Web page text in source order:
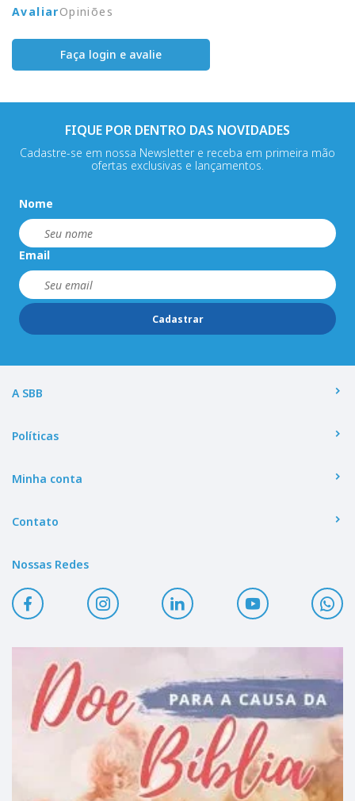
AvaliarOpiniões
Faça login e avalie
FIQUE POR DENTRO DAS NOVIDADES
Cadastre-se em nossa Newsletter e receba em primeira mão
ofertas exclusivas e lançamentos.
Nome
Email
Cadastrar
A SBB
Políticas
Minha conta
Contato
Nossas Redes